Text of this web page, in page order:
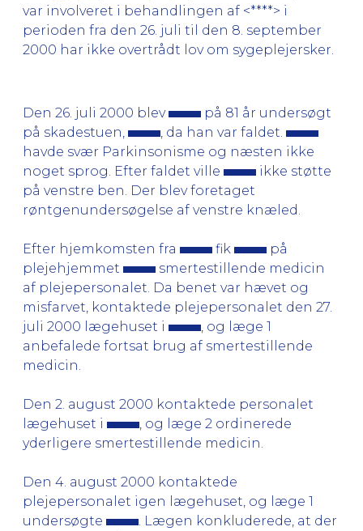
var involveret i behandlingen af <****> i
perioden fra den 26. juli til den 8. september
2000 har ikke overtrådt lov om sygeplejersker.
Den 26. juli 2000 blev
på 81 år undersøgt
på skadestuen,
, da han var faldet.
havde svær Parkinsonisme og næsten ikke
noget sprog. Efter faldet ville
ikke støtte
på venstre ben. Der blev foretaget
røntgenundersøgelse af venstre knæled.
Efter hjemkomsten fra fik
på
plejehjemmet
smertestillende medicin
af plejepersonalet. Da benet var hævet og
misfarvet, kontaktede plejepersonalet den 27.
juli 2000 lægehuset i
, og læge 1
anbefalede fortsat brug af smertestillende
medicin.
Den 2. august 2000 kontaktede personalet
lægehuset i
, og læge 2 ordinerede
yderligere smertestillende medicin.
Den 4. august 2000 kontaktede
plejepersonalet igen lægehuset, og læge 1
undersøgte
. Lægen konkluderede, at der